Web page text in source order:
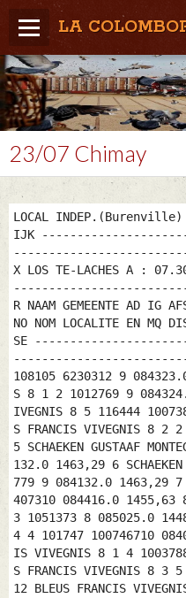
LA
Home
Météo / Het weer
Lâcher / Los
Result. clubs, Provincial,
RFCB / KBDB
23/07 Chimay
LOCAL INDEP.(Burenville)
IJK
----------------------------
X LOS TE-LACHES A
R NAAM GEMEENTE AD IG
NO NOM LOCALITE EN MQ
SE
--------------------------- 1
108105 6230312 9
S 8 1 2 1012769 9
IVEGNIS 8 5 116444
S FRANCIS VIVEGNIS 8 2
5 SCHAEKEN GUSTAAF
132.0 1463,29 6 SCHAEKEN
779 9 084132.0 1463,29 7
407310 084416.0 1455,63
3 1051373 8 085025.0
4 4 101747 100746710
IS VIVEGNIS 8 1 4
S FRANCIS VIVEGNIS 8 3
12 BLEUS FRANCIS